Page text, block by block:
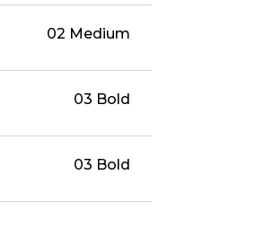
02 Medium
03 Bold
03 Bold